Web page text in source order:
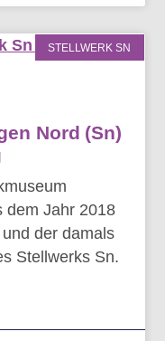
STELLWERK SN
Nord (Sn)
dem Jahr 2018
der damals
Stellwerks Sn.